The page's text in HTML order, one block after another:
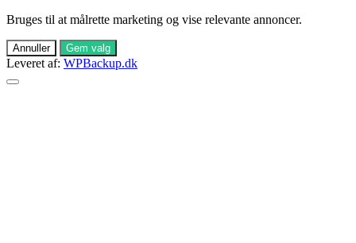
Bruges til at målrette marketing og vise relevante annoncer.
Annuller Gem valg
Leveret af: WPBackup.dk